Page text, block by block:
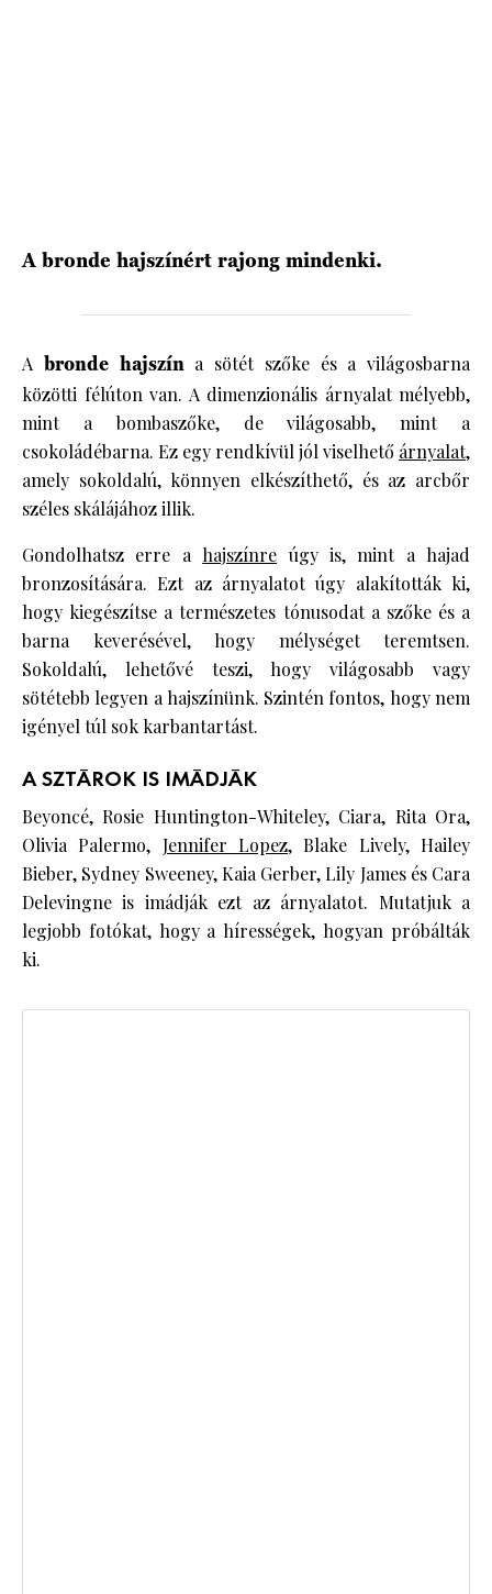
A bronde hajszínért rajong mindenki.
A bronde hajszína sötét szőke és a világosbarna
közötti félúton van. A dimenzionális árnyalat mélyebb,
mint a bombaszőke, de világosabb, mint a
csokoládébarna. Ez egy rendkívül jól viselhető árnyalat,
amely sokoldalú, könnyen elkészíthető, és az arcbőr
széles skálájához illik.
Gondolhatsz erre a hajszínre úgy is, mint a hajad
bronzosítására. Ezt az árnyalatot úgy alakították ki,
hogy kiegészítse a természetes tónusodat a szőke és a
barna keverésével, hogy mélységet teremtsen.
Sokoldalú, lehetővé teszi, hogy világosabb vagy
sötétebb legyen a hajszínünk. Szintén fontos, hogy nem
igényel túl sok karbantartást.
A SZTÁROK IS IMÁDJÁK
Beyoncé, Rosie Huntington-Whiteley, Ciara, Rita Ora,
Olivia Palermo, Jennifer Lopez, Blake Lively, Hailey
Bieber, Sydney Sweeney, Kaia Gerber, Lily James és Cara
Delevingne is imádják ezt az árnyalatot. Mutatjuk a
legjobb fotókat, hogy a hírességek, hogyan próbálták
ki.